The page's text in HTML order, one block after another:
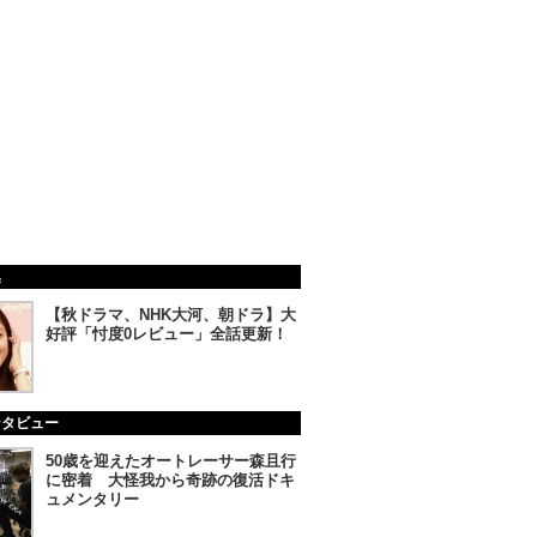
【秋ドラマ、NHK大河、朝ドラ】大
好評「忖度0レビュー」全話更新！
ビュー
50歳を迎えたオートレーサー森且行
に密着 大怪我から奇跡の復活ドキ
ュメンタリー